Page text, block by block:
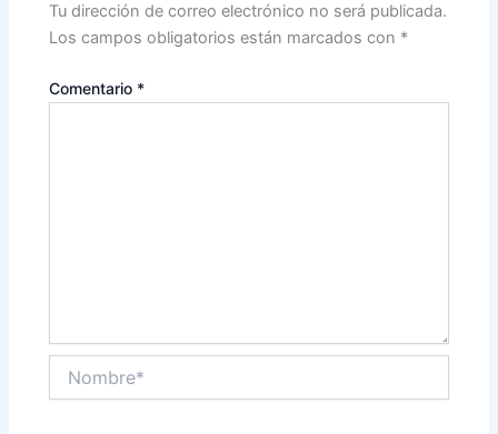
Tu dirección de correo electrónico no será publicada.
Los campos obligatorios están marcados con *
Comentario *